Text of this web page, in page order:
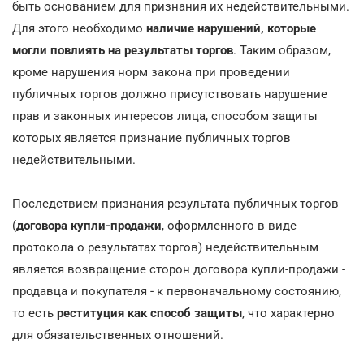
быть основанием для признания их недействительными.
Для этого необходимо наличие нарушений, которые
могли повлиять на результаты торгов. Таким образом,
кроме нарушения норм закона при проведении
публичных торгов должно присутствовать нарушение
прав и законных интересов лица, способом защиты
которых является признание публичных торгов
недействительными.
Последствием признания результата публичных торгов
(договора купли-продажи, оформленного в виде
протокола о результатах торгов) недействительным
является возвращение сторон договора купли-продажи -
продавца и покупателя - к первоначальному состоянию,
то есть реституция как способ защиты, что характерно
для обязательственных отношений.